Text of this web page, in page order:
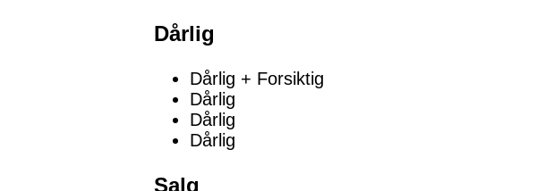
Dårlig
Dårlig + Forsiktig
Dårlig
Dårlig
Dårlig
Salg